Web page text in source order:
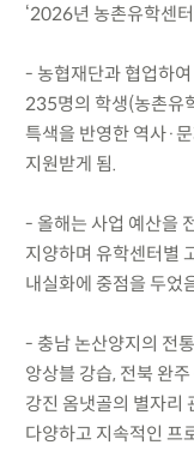
‘2026년 농촌유학센
- 농협재단과 협업하
235명의 학생(농촌유
특색을 반영한 역사·
지원받게 됨.
- 올해는 사업 예산을
지양하며 유학센터별
내실화에 중점을 두었
- 충남 논산양지의 전
앙상블 강습, 전북 완
강진 옴냇골의 별자리
다양하고 지속적인 프